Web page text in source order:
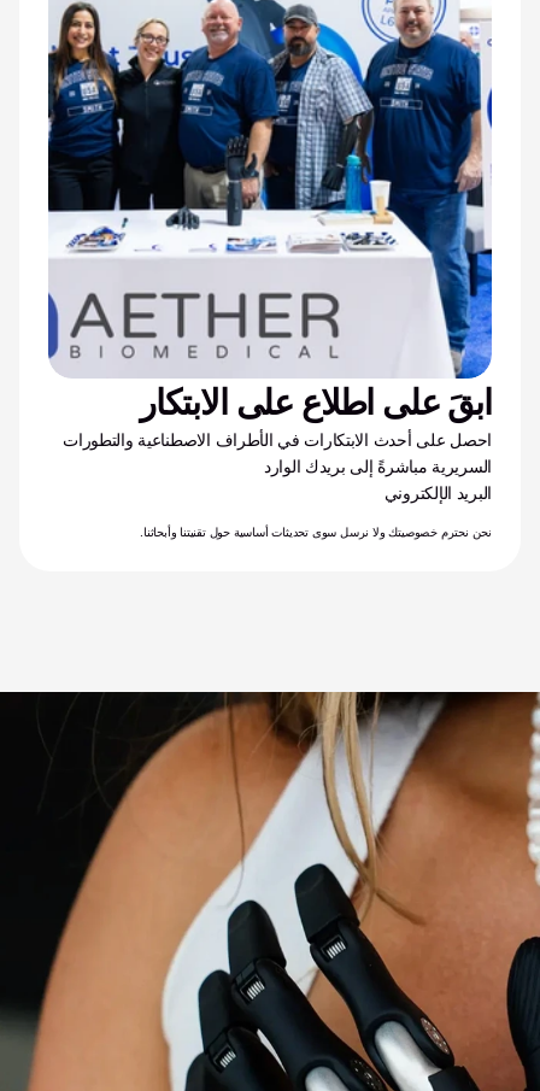
ابقَ على اطلاع على الابتكار
السريرية مباشرةً إلى بريدك الوارد
البريد الإلكتروني
نحن نحترم خصوصيتك ولا نرسل سوى تحديثات أساسية حول تقنيتنا وأبحاثنا.